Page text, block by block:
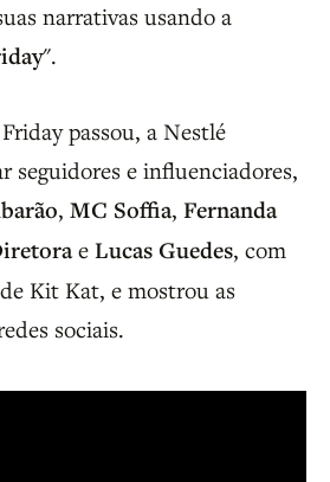
narrativas usando a
".
passou, a Nestlé
seguidores e influenciadores,
, MC Soffia, Fernanda
e Lucas Guedes, com
Kit Kat, e mostrou as
sociais.